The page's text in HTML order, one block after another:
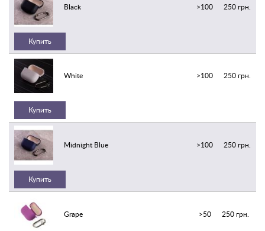
Black 250 грн.
>100
Купить
White 250 грн.
>100
Купить
Midnight Blue 250 грн.
>100
Купить
Grape 250 грн.
>50